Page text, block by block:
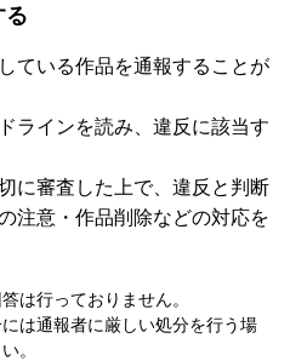
る
ている作品を通報することが
ラインを読み、違反に該当す
に審査した上で、違反と判断
注意・作品削除などの対応を
は行っておりません。
は通報者に厳しい処分を行う場
。